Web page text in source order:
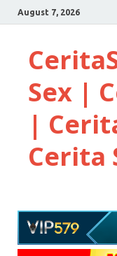
August 7, 2026
Sex |
|
Cerita